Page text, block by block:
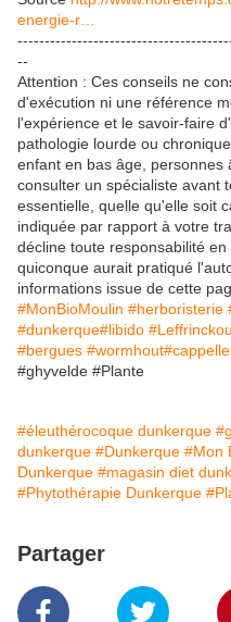
energie-r…
--
Attention : Ces conseils ne
d'exécution ni une référence
l'expérience et le savoir-faire
pathologie lourde ou
enfant en bas âge, personnes
consulter un spécialiste avant
essentielle, quelle qu'elle soit
indiquée par rapport à votre
décline toute responsabilité
quiconque aurait pratiqué
informations issue de cette
‪#‎MonBioMoulin‬ ‪#‎herboristerie‬
‪#‎dunkerque‬‪#‎libido‬
‪#‎bergues‬ ‪#‎wormhout‬‪#‎cappelle‬
#ghyvelde #Plante
#éleuthérocoque dunkerque
dunkerque #Dunkerque #Mon
Dunkerque #magasin diet
#Phytothérapie Dunkerque
Partager